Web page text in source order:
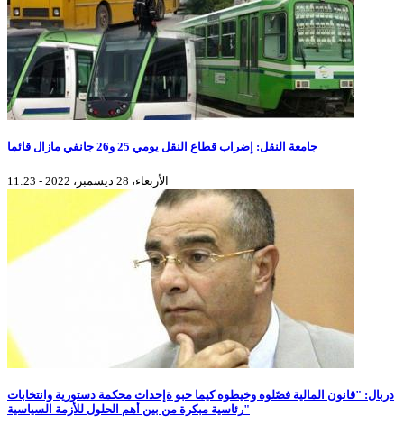
جامعة النقل: إضراب قطاع النقل يومي 25 و26 جانفي مازال قائما
الأربعاء، 28 ديسمبر، 2022 - 11:23
دربال: "قانون المالية فصّلوه وخيطوه كيما حبو ةإحداث محكمة دستورية وانتخابات
رئاسية مبكرة من بين أهم الحلول للأزمة السياسية"